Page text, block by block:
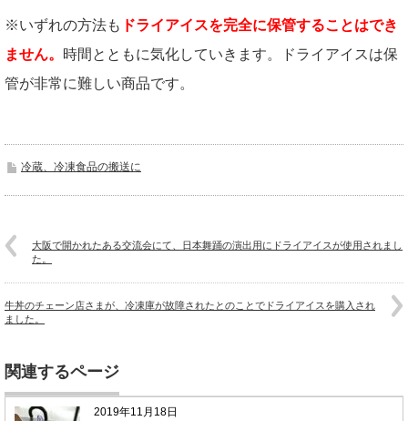
※いずれの方法も ドライアイスを完全に保管することはでき
ません。 時間とともに気化していきます。ドライアイスは保
管が非常に難しい商品です。
冷蔵、冷凍食品の搬送に
大阪で開かれたある交流会にて、日本舞踊の演出用にドライアイスが使用されまし
た。
牛丼のチェーン店さまが、冷凍庫が故障されたとのことでドライアイスを購入され
ました。
関連するページ
2019年11月18日